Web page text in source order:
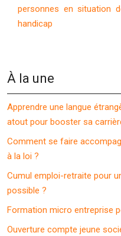
personnes en situation
handicap
À la une
Apprendre une langue
atout pour booster sa
Comment se faire
à la loi ?
Cumul emploi-retraite pour
possible ?
Formation micro entreprise
Ouverture compte jeune